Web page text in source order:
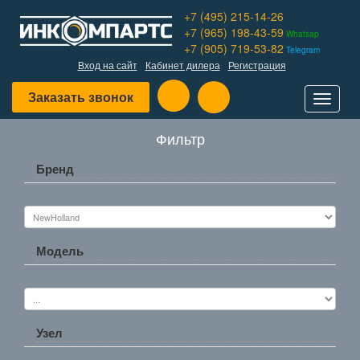
+7 (495) 215-14-26
+7 (965) 198-43-59 Whatsap
+7 (905) 719-53-82 Telegram
Вход на сайт Кабинет дилера Регистрация
Заказать звонок
Toggle
Фильтр
Бренд
Модель
Узел